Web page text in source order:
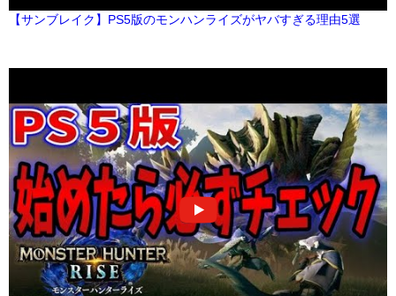
【サンブレイク】PS5版のモンハンライズがヤバすぎる理由5選